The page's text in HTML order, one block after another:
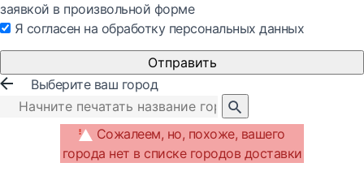
заявкой в произвольной форме
Я согласен на обработку персональных данных
Отправить
Выберите ваш город
Сожалеем, но, похоже, вашего
города нет в списке городов доставки